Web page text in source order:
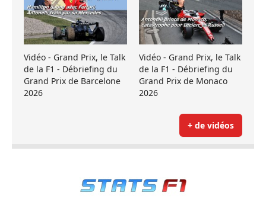
Vidéo - Grand Prix, le Talk
de la F1 - Débriefing du
Grand Prix de Barcelone
2026
Vidéo - Grand Prix, le Talk
de la F1 - Débriefing du
Grand Prix de Monaco
2026
+ de vidéos